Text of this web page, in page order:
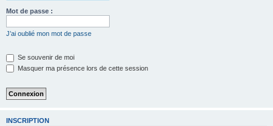
Mot de passe :
J’ai oublié mon mot de passe
Se souvenir de moi
Masquer ma présence lors de cette session
INSCRIPTION